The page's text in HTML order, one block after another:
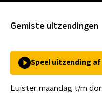
Gemiste uitzendingen
Speel uitzending af
Luister maandag t/m